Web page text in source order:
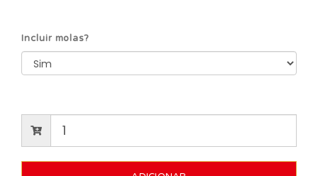
Incluir molas?